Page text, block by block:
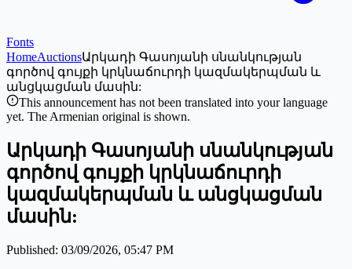
Fonts
HomeAuctionsԱրկադի Գասոյանի սնանկության
գործով գույքի կրկնաճուրդի կազմակերպման և
անցկացման մասին:
This announcement has not been translated into your language
yet. The Armenian original is shown.
Արկադի Գասոյանի սնանկության
գործով գույքի կրկնաճուրդի
կազմակերպման և անցկացման
մասին:
Published: 03/09/2026, 05:47 PM